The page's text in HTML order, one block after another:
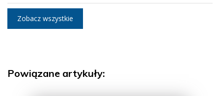
Zobacz wszystkie
Powiązane artykuły: